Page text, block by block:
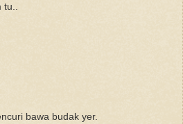
tu..
bawa budak yer.